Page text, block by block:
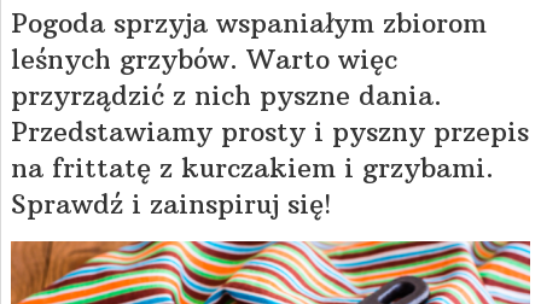
Pogoda sprzyja wspaniałym zbiorom
leśnych grzybów. Warto więc
przyrządzić z nich pyszne dania.
Przedstawiamy prosty i pyszny przepis
na frittatę z kurczakiem i grzybami.
Sprawdź i zainspiruj się!